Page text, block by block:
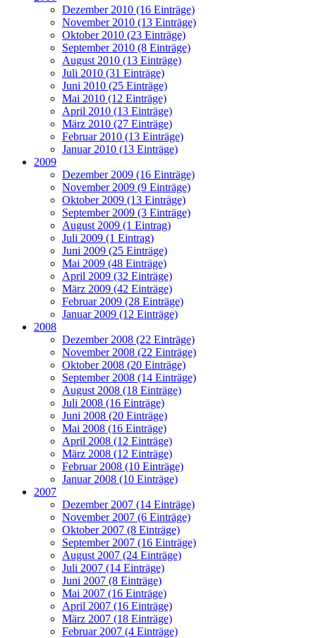
Dezember 2010 (16 Einträge)
November 2010 (13 Einträge)
Oktober 2010 (23 Einträge)
September 2010 (8 Einträge)
August 2010 (13 Einträge)
Juli 2010 (31 Einträge)
Juni 2010 (25 Einträge)
Mai 2010 (12 Einträge)
April 2010 (13 Einträge)
März 2010 (27 Einträge)
Februar 2010 (13 Einträge)
Januar 2010 (13 Einträge)
2009
Dezember 2009 (16 Einträge)
November 2009 (9 Einträge)
Oktober 2009 (13 Einträge)
September 2009 (3 Einträge)
August 2009 (1 Eintrag)
Juli 2009 (1 Eintrag)
Juni 2009 (25 Einträge)
Mai 2009 (48 Einträge)
April 2009 (32 Einträge)
März 2009 (42 Einträge)
Februar 2009 (28 Einträge)
Januar 2009 (12 Einträge)
2008
Dezember 2008 (22 Einträge)
November 2008 (22 Einträge)
Oktober 2008 (20 Einträge)
September 2008 (14 Einträge)
August 2008 (18 Einträge)
Juli 2008 (16 Einträge)
Juni 2008 (20 Einträge)
Mai 2008 (16 Einträge)
April 2008 (12 Einträge)
März 2008 (12 Einträge)
Februar 2008 (10 Einträge)
Januar 2008 (10 Einträge)
2007
Dezember 2007 (14 Einträge)
November 2007 (6 Einträge)
Oktober 2007 (8 Einträge)
September 2007 (16 Einträge)
August 2007 (24 Einträge)
Juli 2007 (14 Einträge)
Juni 2007 (8 Einträge)
Mai 2007 (16 Einträge)
April 2007 (16 Einträge)
März 2007 (18 Einträge)
Februar 2007 (4 Einträge)